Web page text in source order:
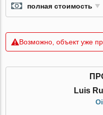
полная стоимость
Возможно, объект уже
Luis